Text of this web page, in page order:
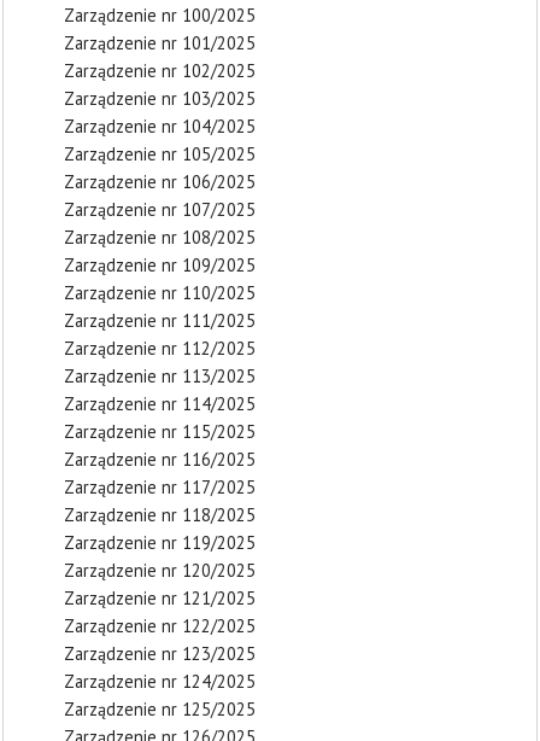
Zarządzenie nr 100/2025
Zarządzenie nr 101/2025
Zarządzenie nr 102/2025
Zarządzenie nr 103/2025
Zarządzenie nr 104/2025
Zarządzenie nr 105/2025
Zarządzenie nr 106/2025
Zarządzenie nr 107/2025
Zarządzenie nr 108/2025
Zarządzenie nr 109/2025
Zarządzenie nr 110/2025
Zarządzenie nr 111/2025
Zarządzenie nr 112/2025
Zarządzenie nr 113/2025
Zarządzenie nr 114/2025
Zarządzenie nr 115/2025
Zarządzenie nr 116/2025
Zarządzenie nr 117/2025
Zarządzenie nr 118/2025
Zarządzenie nr 119/2025
Zarządzenie nr 120/2025
Zarządzenie nr 121/2025
Zarządzenie nr 122/2025
Zarządzenie nr 123/2025
Zarządzenie nr 124/2025
Zarządzenie nr 125/2025